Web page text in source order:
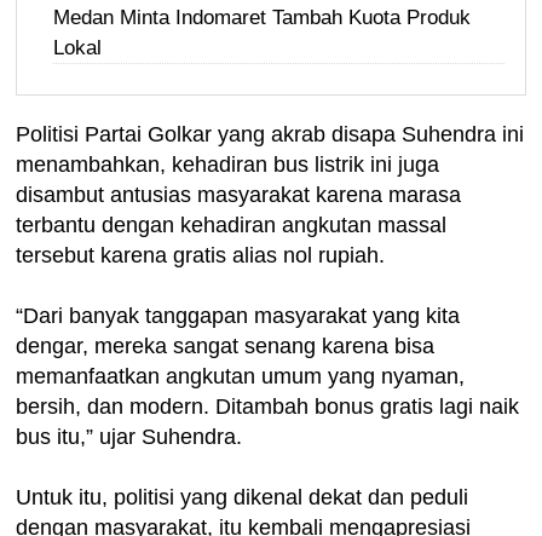
Medan Minta Indomaret Tambah Kuota Produk
Lokal
Politisi Partai Golkar yang akrab disapa Suhendra ini
menambahkan, kehadiran bus listrik ini juga
disambut antusias masyarakat karena marasa
terbantu dengan kehadiran angkutan massal
tersebut karena gratis alias nol rupiah.
“Dari banyak tanggapan masyarakat yang kita
dengar, mereka sangat senang karena bisa
memanfaatkan angkutan umum yang nyaman,
bersih, dan modern. Ditambah bonus gratis lagi naik
bus itu,” ujar Suhendra.
Untuk itu, politisi yang dikenal dekat dan peduli
dengan masyarakat, itu kembali mengapresiasi